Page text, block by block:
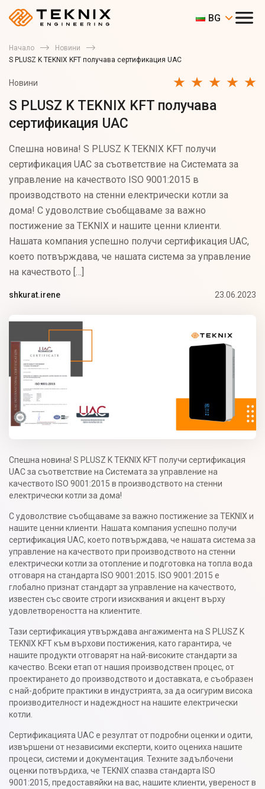
BG
Начало
Новини
S PLUSZ K TEKNIX KFT получава сертификация UAC
Новини
S PLUSZ K TEKNIX KFT получава
сертификация UAC
Спешна новина! S PLUSZ K TEKNIX KFT получи
сертификация UAC за съответствие на Системата за
управление на качеството ISO 9001:2015 в
производството на стенни електрически котли за
дома! С удоволствие съобщаваме за важно
постижение за TEKNIX и нашите ценни клиенти.
Нашата компания успешно получи сертификация UAC,
което потвърждава, че нашата система за управление
на качеството […]
shkurat.irene 23.06.2023
Спешна новина! S PLUSZ K TEKNIX KFT получи сертификация
UAC за съответствие на Системата за управление на
качеството ISO 9001:2015 в производството на стенни
електрически котли за дома!
С удоволствие съобщаваме за важно постижение за TEKNIX и
нашите ценни клиенти. Нашата компания успешно получи
сертификация UAC, което потвърждава, че нашата система за
управление на качеството при производството на стенни
електрически котли за отопление и подготовка на топла вода
отговаря на стандарта ISO 9001:2015. ISO 9001:2015 е
глобално признат стандарт за управление на качеството,
известен със своите строги изисквания и акцент върху
удовлетвореността на клиентите.
Тази сертификация утвърждава ангажимента на S PLUSZ K
TEKNIX KFT към върхови постижения, като гарантира, че
нашите продукти отговарят на най-високите стандарти за
качество. Всеки етап от нашия производствен процес, от
проектирането до производството и доставката, е съобразен
с най-добрите практики в индустрията, за да осигурим висока
производителност и надеждност на нашите електрически
котли.
Сертификацията UAC е резултат от подробни оценки и одити,
извършени от независими експерти, които оцениха нашите
процеси, системи и документация. Техните задълбочени
оценки потвърдиха, че TEKNIX спазва стандарта ISO
9001:2015, предоставяйки на вас, нашите клиенти, увереност в